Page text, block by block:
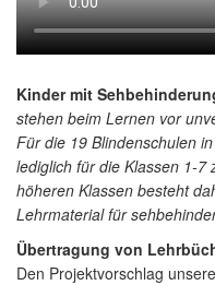
Kinder mit
stehen beim Lernen vor
Für die 19 Blindenschulen
lediglich für die Klassen 1-7
höheren Klassen besteht
Lehrmaterial für
Übertragung von
Den Projektvorschlag